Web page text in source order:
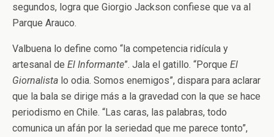
segundos, logra que Giorgio Jackson confiese que va al
Parque Arauco.
Valbuena lo define como “la competencia ridícula y
artesanal de El Informante”. Jala el gatillo. “Porque El
Giornalista lo odia. Somos enemigos”, dispara para aclarar
que la bala se dirige más a la gravedad con la que se hace
periodismo en Chile. “Las caras, las palabras, todo
comunica un afán por la seriedad que me parece tonto”,